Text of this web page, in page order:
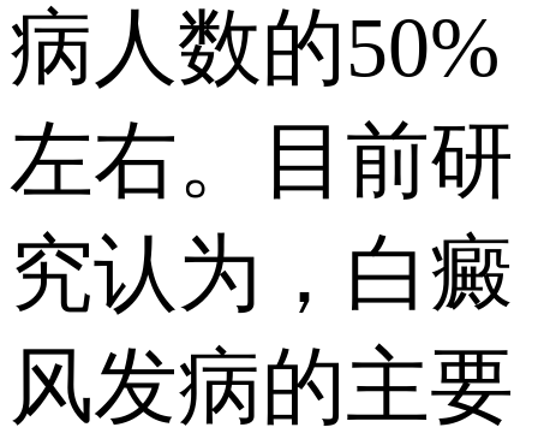
病人数的50%
左右。目前研
究认为，白癜
风发病的主要